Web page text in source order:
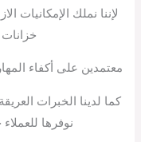
لإننا نملك الإمكانيات
معتمدين على أكفاء
كما لدينا الخبرات
نوفرها